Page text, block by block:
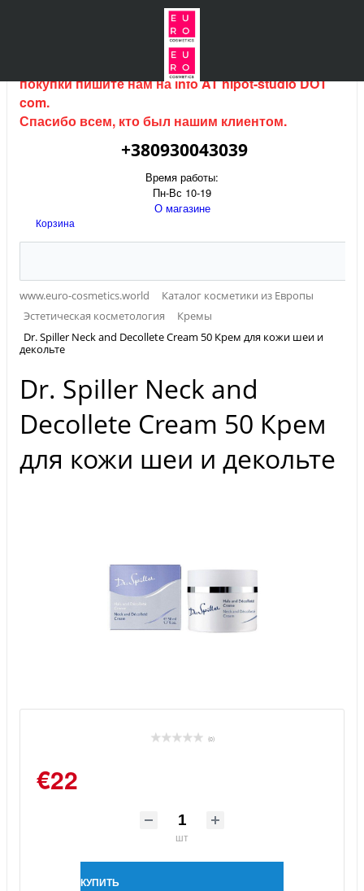
Интернет магазин (данный сайт) продается, для
покупки пишите нам наinfo AT hipot-studio DOT
com.
Спасибо всем, кто был нашим клиентом.
+380930043039
Время работы:
Пн-Вс 10-19
О магазине
Корзина
www.euro-cosmetics.world
Каталог косметики из Европы
Эстетическая косметология
Кремы
Dr. Spiller Neck and Decollete Cream 50 Крем для кожи шеи и
декольте
Dr. Spiller Neck and
Decollete Cream 50 Крем
для кожи шеи и декольте
(0)
€22
шт
КУПИТЬ